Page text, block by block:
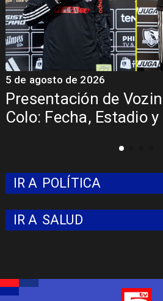
La Roja enfrentará a
del Mundial 2026
5 de agosto de 2026
IR A POLÍTICA
IR A SALUD